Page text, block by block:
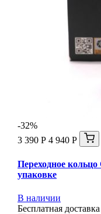
-32%
3 390 Р 4 940 Р
Переходное
упаковке
В наличии
Бесплатная доставка